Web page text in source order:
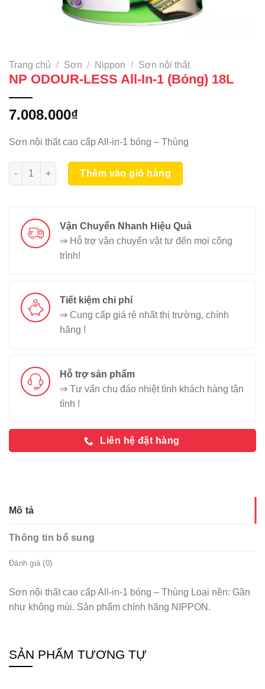
Trang chủ / Sơn / Nippon / Sơn nội thất
NP ODOUR-LESS All-In-1 (Bóng) 18L
7.008.000₫
Sơn nội thất cao cấp All-in-1 bóng – Thùng
NP ODOUR-LESS All-In-1 (Bóng) 18L số lượng
Thêm vào giỏ hàng
Vận Chuyển Nhanh Hiệu Quả
⇒ Hỗ trợ vận chuyển vật tư đến mọi công
trình!
Tiết kiệm chi phí
⇒ Cung cấp giá rẻ nhất thị trường, chính
hãng !
Hỗ trợ sản phẩm
⇒ Tư vấn chu đáo nhiệt tình khách hàng tận
tình !
Liên hệ đặt hàng
Mô tả
Thông tin bổ sung
Đánh giá (0)
Sơn nội thất cao cấp All-in-1 bóng – Thùng Loại nền: Gần
như không mùi. Sản phẩm chính hãng NIPPON.
SẢN PHẨM TƯƠNG TỰ